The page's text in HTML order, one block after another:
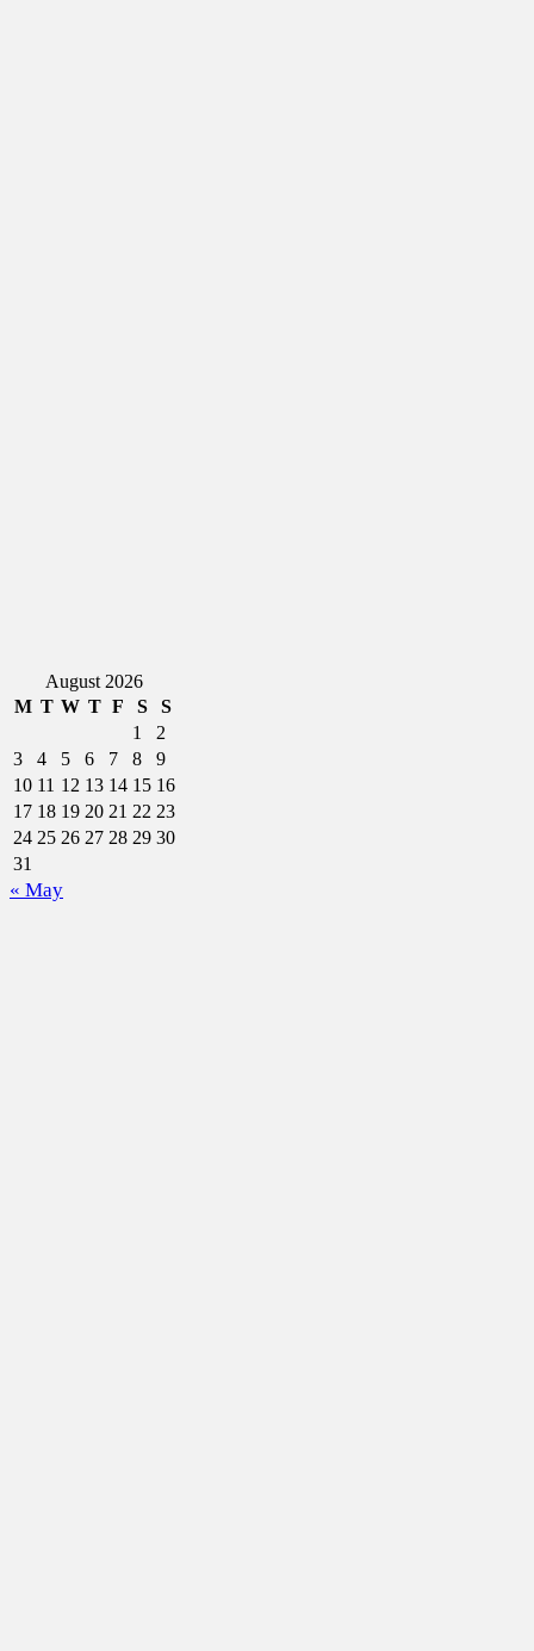
August 2026
M T W T F S
S
1
2
3
4 5 6 7 8
9
10 11 12 13 14 15 16
17 18 19 20 21 22 23
24 25 26 27 28 29 30
31
« May